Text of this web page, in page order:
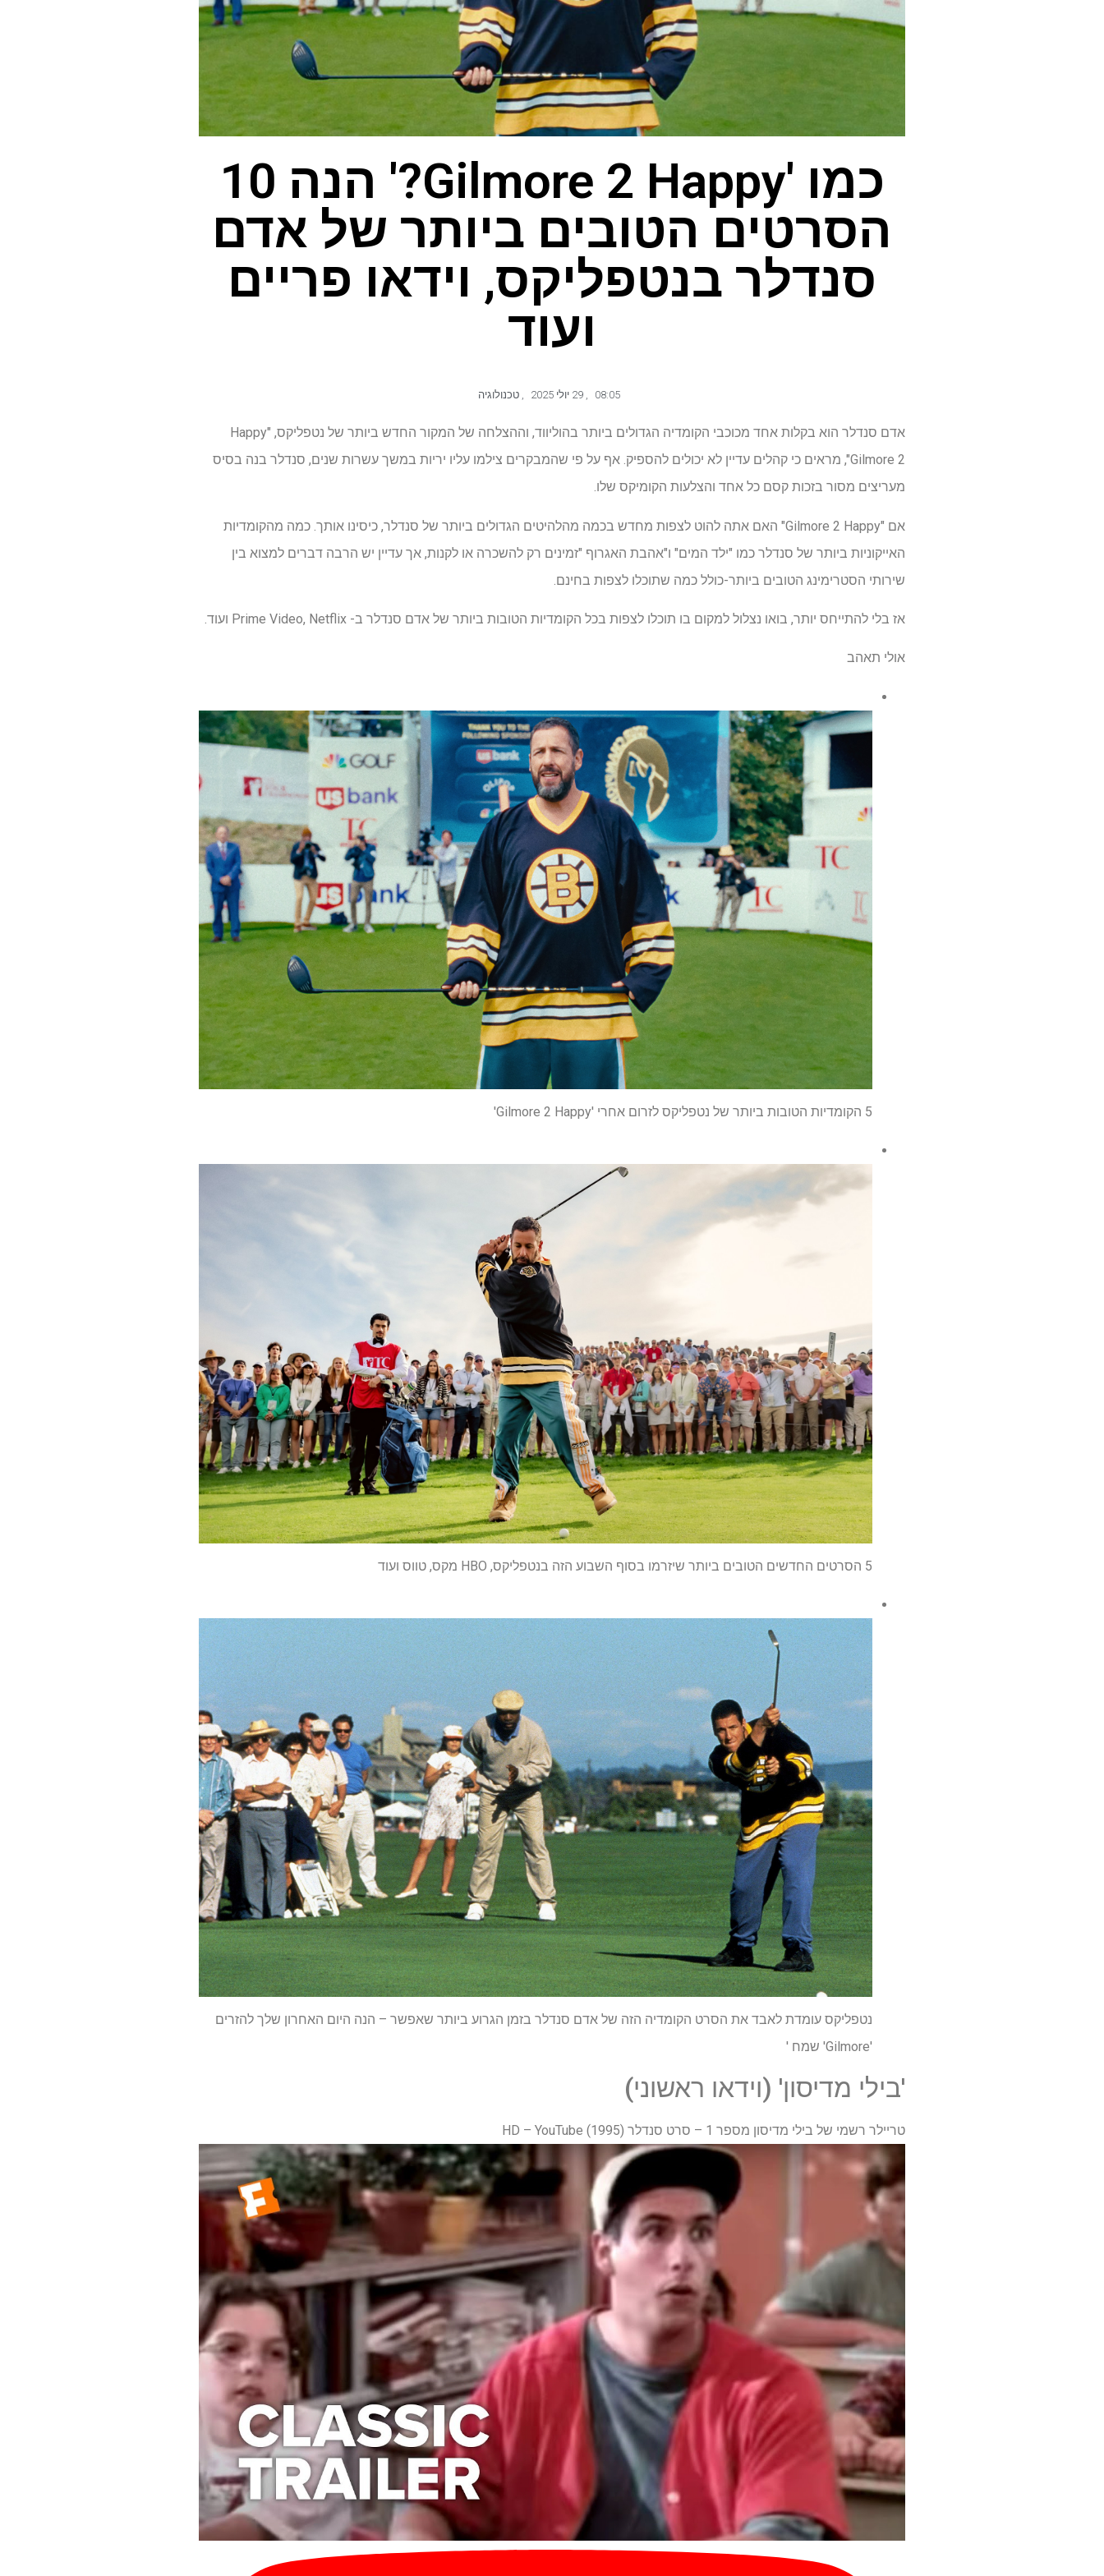
כמו 'Gilmore 2 Happy?' הנה 10
הסרטים הטובים ביותר של אדם
סנדלר בנטפליקס, וידאו פריים
ועוד
08:05
, 29 יולי 2025 , טכנולוגיה
אדם סנדלר הוא בקלות אחד מכוכבי הקומדיה הגדולים ביותר בהוליווד, וההצלחה של המקור החדש ביותר של נטפליקס, "Happy
Gilmore 2", מראים כי קהלים עדיין לא יכולים להספיק. אף על פי שהמבקרים צילמו עליו יריות במשך עשרות שנים, סנדלר בנה בסיס
מעריצים מסור בזכות קסם כל אחד והצלעות הקומיקס שלו.
אם "Gilmore 2 Happy" האם אתה להוט לצפות מחדש בכמה מהלהיטים הגדולים ביותר של סנדלר, כיסינו אותך. כמה מהקומדיות
האייקוניות ביותר של סנדלר כמו "ילד המים" ו"אהבת האגרוף "זמינים רק להשכרה או לקנות, אך עדיין יש הרבה דברים למצוא בין
שירותי הסטרימינג הטובים ביותר-כולל כמה שתוכלו לצפות בחינם.
אז בלי להתייחס יותר, בואו נצלול למקום בו תוכלו לצפות בכל הקומדיות הטובות ביותר של אדם סנדלר ב- Prime Video, Netflix ועוד.
אולי תאהב
5 הקומדיות הטובות ביותר של נטפליקס לזרום אחרי 'Gilmore 2 Happy'
5 הסרטים החדשים הטובים ביותר שיזרמו בסוף השבוע הזה בנטפליקס, HBO מקס, טווס ועוד
נטפליקס עומדת לאבד את הסרט הקומדיה הזה של אדם סנדלר בזמן הגרוע ביותר שאפשר – הנה היום האחרון שלך להזרים
'Gilmore' שמח '
'בילי מדיסון' (וידאו ראשוני)
טריילר רשמי של בילי מדיסון מספר 1 – סרט סנדלר (1995) HD – YouTube